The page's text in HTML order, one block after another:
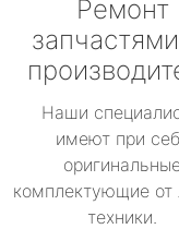
Ремонт
Наши
имеют при
комплектующие от
техники.